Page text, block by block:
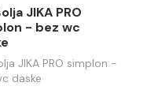
JIKA PRO
- bez wc
JIKA PRO simplon -
daske